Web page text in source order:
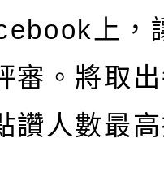
上，
審。將取
讚人數最